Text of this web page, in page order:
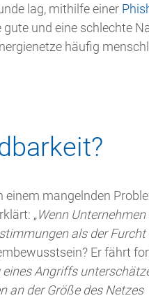
lag, mithilfe einer
und eine schlechte
häufig
mangelnden
„Wenn
als der Furcht
Er fährt
Angriffs
an der Größe des Netzes